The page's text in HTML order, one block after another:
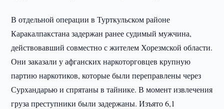
В отдельной операции в Турткульском районе
Каракалпакстана задержан ранее судимый мужчина,
действовавший совместно с жителем Хорезмской области.
Они заказали у афганских наркоторговцев крупную
партию наркотиков, которые были переправлены через
Сурхандарью и спрятаны в тайнике. В момент извлечения
груза преступники были задержаны. Изъято 6,1